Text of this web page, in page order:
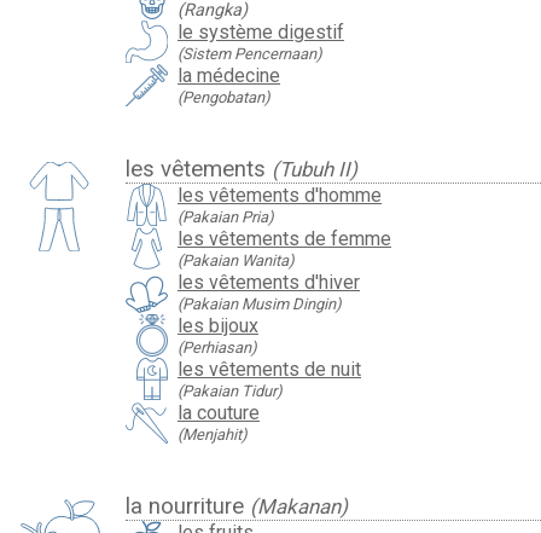
(Rangka)
le système digestif
(Sistem Pencernaan)
la médecine
(Pengobatan)
les vêtements (Tubuh II)
les vêtements d'homme
(Pakaian Pria)
les vêtements de femme
(Pakaian Wanita)
les vêtements d'hiver
(Pakaian Musim Dingin)
les bijoux
(Perhiasan)
les vêtements de nuit
(Pakaian Tidur)
la couture
(Menjahit)
la nourriture (Makanan)